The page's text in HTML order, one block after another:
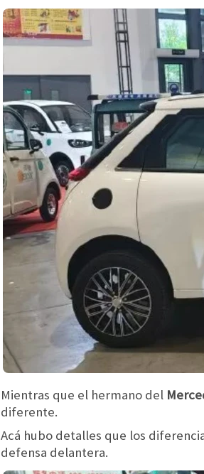
Mientras que el hermano del
diferente.
Acá hubo detalles que los
defensa delantera.